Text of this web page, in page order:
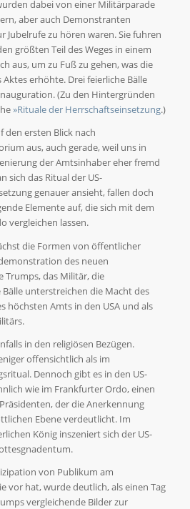
dabei von einer Militärparade
aber auch Demonstranten
Jubelrufe zu hören waren. Sie fuhren
größten Teil des Weges in einem
aus, um zu Fuß zu gehen, was die
erhöhte. Drei feierliche Bälle
(Zu den Hintergründen
»Rituale der Herrschaftseinsetzung.)
den ersten Blick nach
aus, auch gerade, weil uns in
der Amtsinhaber eher fremd
sich das Ritual der US-
genauer ansieht, fallen doch
Elemente auf, die sich mit dem
vergleichen lassen.
die Formen von öffentlicher
des neuen
Trumps, das Militär, die
unterstreichen die Macht des
höchsten Amts in den USA und als
in den religiösen Bezügen.
offensichtlich als im
Dennoch gibt es in den US-
wie im Frankfurter Ordo, einen
der die Anerkennung
Ebene verdeutlicht. Im
König inszeniert sich der US-
von Publikum am
vor hat, wurde deutlich, als einen Tag
vergleichende Bilder zur